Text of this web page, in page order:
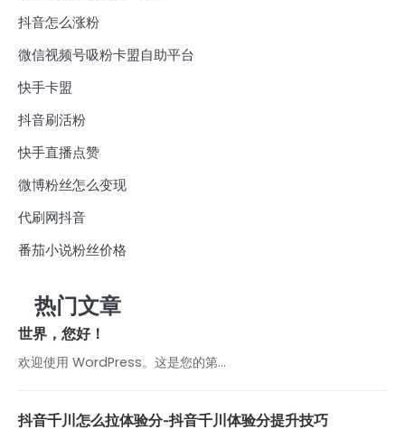
抖音怎么涨粉
微信视频号吸粉卡盟自助平台
快手卡盟
抖音刷活粉
快手直播点赞
微博粉丝怎么变现
代刷网抖音
番茄小说粉丝价格
热门文章
世界，您好！
欢迎使用 WordPress。这是您的第…
抖音千川怎么拉体验分-抖音千川体验分提升技巧